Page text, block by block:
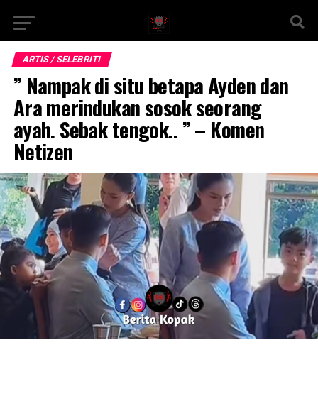
ARTIS / SELEBRITI
” Nampak di situ betapa Ayden dan
Ara merindukan sosok seorang
ayah. Sebak tengok.. ” – Komen
Netizen